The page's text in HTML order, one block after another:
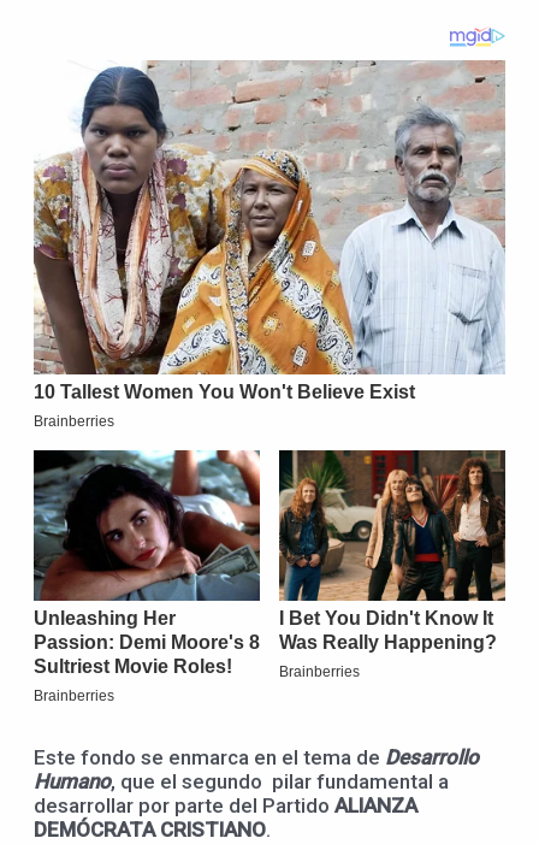
Este fondo se enmarca en el tema de Desarrollo
Humano, que el segundo pilar fundamental a
desarrollar por parte del Partido ALIANZA
DEMÓCRATA CRISTIANO.